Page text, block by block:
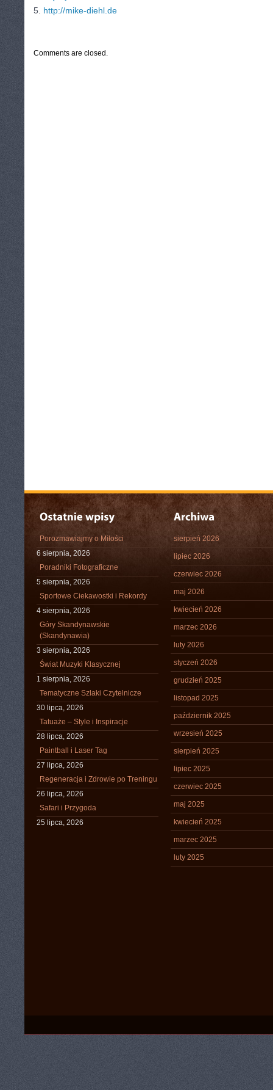
5. http://mike-diehl.de
Comments are closed.
Porozmawiajmy o Miłości
6 sierpnia, 2026
Poradniki Fotograficzne
5 sierpnia, 2026
Sportowe Ciekawostki i Rekordy
4 sierpnia, 2026
Góry Skandynawskie
(Skandynawia)
3 sierpnia, 2026
Świat Muzyki Klasycznej
1 sierpnia, 2026
Tematyczne Szlaki Czytelnicze
30 lipca, 2026
Tatuaże – Style i Inspiracje
28 lipca, 2026
Paintball i Laser Tag
27 lipca, 2026
Regeneracja i Zdrowie po Treningu
26 lipca, 2026
Safari i Przygoda
25 lipca, 2026
sierpień 2026
lipiec 2026
czerwiec 2026
maj 2026
kwiecień 2026
marzec 2026
luty 2026
styczeń 2026
grudzień 2025
listopad 2025
październik 2025
wrzesień 2025
sierpień 2025
lipiec 2025
czerwiec 2025
maj 2025
kwiecień 2025
marzec 2025
luty 2025